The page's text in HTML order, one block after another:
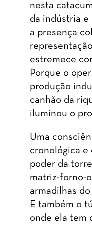
nesta
da indústria e
a presença
estremece
Porque o
produção
canhão da
iluminou o
Uma
cronológica e
poder da
matriz-forno-
armadilhas
E também o
onde ela tem